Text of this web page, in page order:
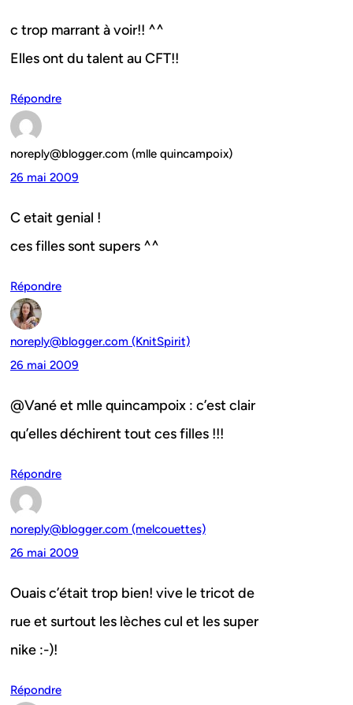
c trop marrant à voir!! ^^
Elles ont du talent au CFT!!
Répondre
noreply@blogger.com (mlle quincampoix)
26 mai 2009
C etait genial !
ces filles sont supers ^^
Répondre
noreply@blogger.com (KnitSpirit)
26 mai 2009
@Vané et mlle quincampoix : c’est clair
qu’elles déchirent tout ces filles !!!
Répondre
noreply@blogger.com (melcouettes)
26 mai 2009
Ouais c’était trop bien! vive le tricot de
rue et surtout les lèches cul et les super
nike :-)!
Répondre